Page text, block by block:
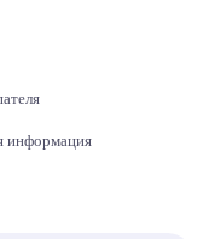
информация